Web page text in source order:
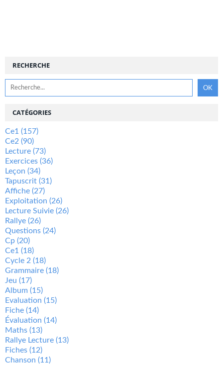
RECHERCHE
CATÉGORIES
Ce1 (157)
Ce2 (90)
Lecture (73)
Exercices (36)
Leçon (34)
Tapuscrit (31)
Affiche (27)
Exploitation (26)
Lecture Suivie (26)
Rallye (26)
Questions (24)
Cp (20)
Ce1 (18)
Cycle 2 (18)
Grammaire (18)
Jeu (17)
Album (15)
Evaluation (15)
Fiche (14)
Évaluation (14)
Maths (13)
Rallye Lecture (13)
Fiches (12)
Chanson (11)